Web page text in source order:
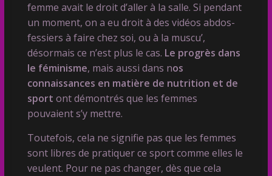
femme avait le droit d’aller à la salle. Si pendant
un moment, on a eu droit à des vidéos abdos-
fessiers à faire chez soi, ou à la muscu’,
désormais ce n’est plus le cas. Le progrès dans
le féminisme, mais aussi dans nos
connaissances en matière de nutrition et de
sport ont démontrés que les femmes
pouvaient s’y mettre.
Toutefois, cela ne signifie pas que les femmes
sont libres de pratiquer ce sport comme elles le
veulent. Pour ne pas changer, dès que cela